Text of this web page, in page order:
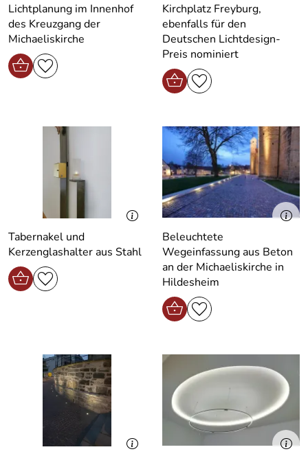
Lichtplanung im Innenhof
des Kreuzgang der
Michaeliskirche
Kirchplatz Freyburg,
ebenfalls für den
Deutschen Lichtdesign-
Preis nominiert
Tabernakel und
Kerzenglashalter aus Stahl
Beleuchtete
Wegeinfassung aus Beton
an der Michaeliskirche in
Hildesheim